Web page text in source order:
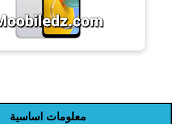
معلومات اساسية